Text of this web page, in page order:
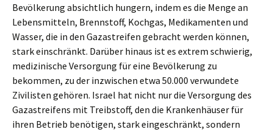
Bevölkerung absichtlich hungern, indem es die Menge an
Lebensmitteln, Brennstoff, Kochgas, Medikamenten und
Wasser, die in den Gazastreifen gebracht werden können,
stark einschränkt. Darüber hinaus ist es extrem schwierig,
medizinische Versorgung für eine Bevölkerung zu
bekommen, zu der inzwischen etwa 50.000 verwundete
Zivilisten gehören. Israel hat nicht nur die Versorgung des
Gazastreifens mit Treibstoff, den die Krankenhäuser für
ihren Betrieb benötigen, stark eingeschränkt, sondern